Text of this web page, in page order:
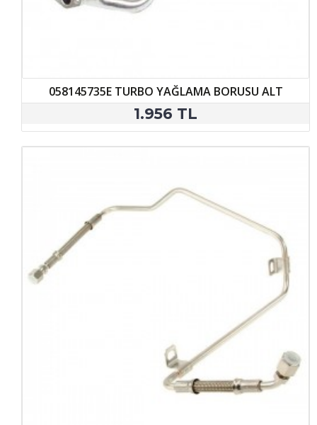
058145735E TURBO YAĞLAMA BORUSU ALT
1.956 TL